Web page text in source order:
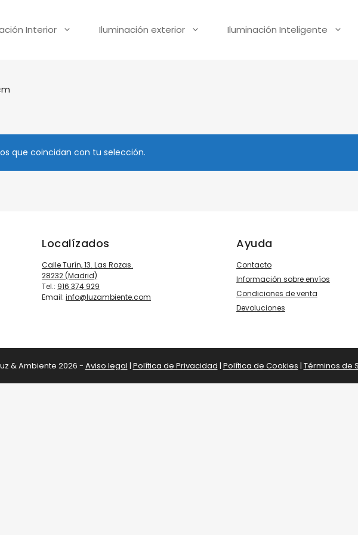
Interior Iluminación exterior Iluminación Inteligente
que coincidan con tu selección.
Localízados
Calle Turín, 13. Las Rozas.
28232 (Madrid)
Tel.: 916 374 929
Email: info@luzambiente.com
Ayuda
Contacto
Información sobre envíos
Condiciones de venta
Devoluciones
& Ambiente 2026 - Aviso legal | Política de Privacidad | Política de Cookies | Términos de